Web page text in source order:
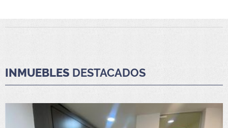
INMUEBLES DESTACADOS